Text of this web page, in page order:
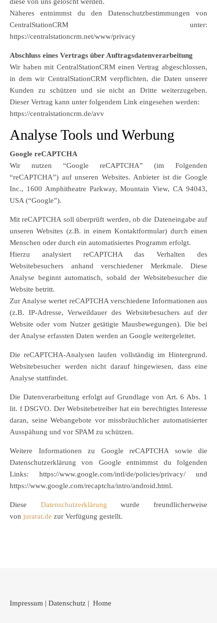
Näheres entnimmst du den Datenschutzbestimmungen von
CentralStationCRM unter:
https://centralstationcrm.net/www/privacy
Abschluss eines Vertrags über Auftragsdatenverarbeitung
Wir haben mit CentralStationCRM einen Vertrag abgeschlossen,
in dem wir CentralStationCRM verpflichten, die Daten unserer
Kunden zu schützen und sie nicht an Dritte weiterzugeben.
Dieser Vertrag kann unter folgendem Link eingesehen werden:
https://centralstationcrm.de/avv
Analyse Tools und Werbung
Google reCAPTCHA
Wir nutzen “Google reCAPTCHA” (im Folgenden
“reCAPTCHA”) auf unseren Websites. Anbieter ist die Google
Inc., 1600 Amphitheatre Parkway, Mountain View, CA 94043,
USA (“Google”).
Mit reCAPTCHA soll überprüft werden, ob die Dateneingabe auf
unseren Websites (z.B. in einem Kontaktformular) durch einen
Menschen oder durch ein automatisiertes Programm erfolgt.
Hierzu analysiert reCAPTCHA das Verhalten des
Websitebesuchers anhand verschiedener Merkmale. Diese
Analyse beginnt automatisch, sobald der Websitebesucher die
Website betritt.
Zur Analyse wertet reCAPTCHA verschiedene Informationen aus
(z.B. IP-Adresse, Verweildauer des Websitebesuchers auf der
Website oder vom Nutzer getätigte Mausbewegungen). Die bei
der Analyse erfassten Daten werden an Google weitergeleitet.
Die reCAPTCHA-Analysen laufen vollständig im Hintergrund.
Websitebesucher werden nicht darauf hingewiesen, dass eine
Analyse stattfindet.
Die Datenverarbeitung erfolgt auf Grundlage von Art. 6 Abs. 1
lit. f DSGVO. Der Websitebetreiber hat ein berechtigtes Interesse
daran, seine Webangebote vor missbräuchlicher automatisierter
Ausspähung und vor SPAM zu schützen.
Weitere Informationen zu Google reCAPTCHA sowie die
Datenschutzerklärung von Google entnimmst du folgenden
Links: https://www.google.com/intl/de/policies/privacy/ und
https://www.google.com/recaptcha/intro/android.html.
Diese Datenschutzerklärung wurde freundlicherweise
von jurarat.de zur Verfügung gestellt.
Impressum | Datenschutz | Home